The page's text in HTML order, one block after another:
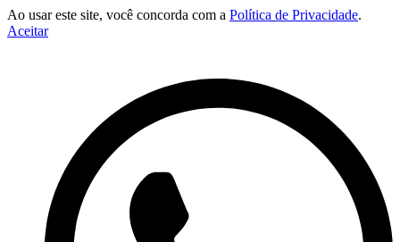
Ao usar este site, você concorda com a Política de Privacidade.
Aceitar